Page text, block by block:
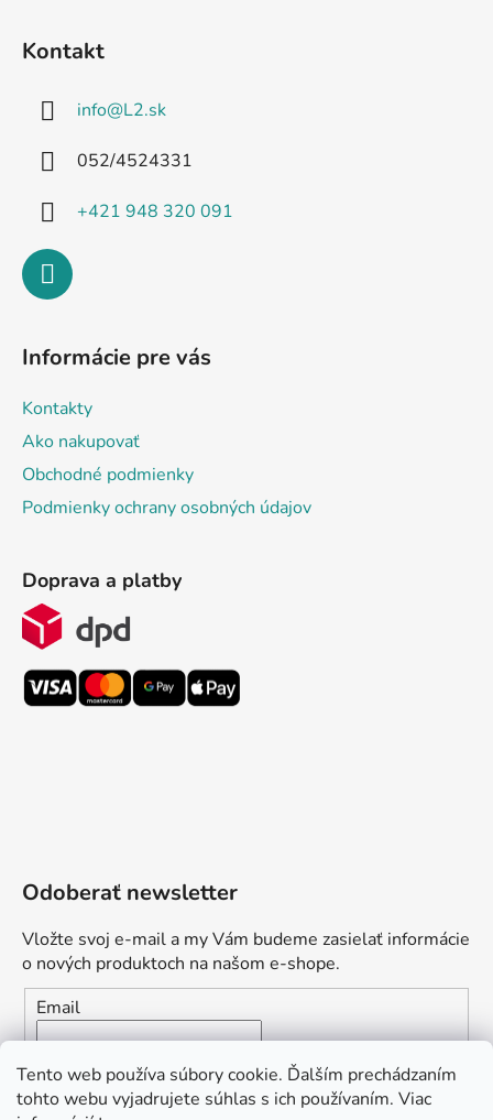
Tento web používa súbory cookie. Ďalším prechádzaním
tohto webu vyjadrujete súhlas s ich používaním. Viac
Kontakt
info@L2.sk
052/4524331
+421 948 320 091
Informácie pre vás
Kontakty
Ako nakupovať
Obchodné podmienky
Podmienky ochrany osobných údajov
Doprava a platby
Odoberať newsletter
Vložte svoj e-mail a my Vám budeme zasielať informácie
o nových produktoch na našom e-shope.
Email
Vložením e-mailu súhlasíte s
podmienkami ochrany
osobných údajov